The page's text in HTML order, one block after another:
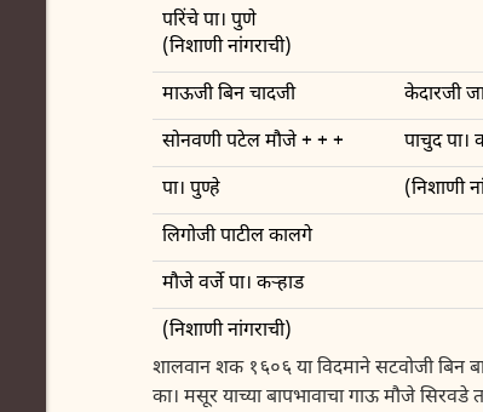
परिंचे पा। पुणे
(निशाणी नांगराची)
माऊजी बिन चादजी
केदारजी
सोनवणी पटेल मौजे + + +
पाचुद पा।
पा। पुण्हे
(निशाणी
लिगोजी पाटील कालगे
मौजे वर्जे पा। कर्‍हाड
(निशाणी नांगराची)
शालवान शक १६०६ या विदमाने सटवोजी बिन
का। मसूर याच्या बापभावाचा गाऊ मौजे